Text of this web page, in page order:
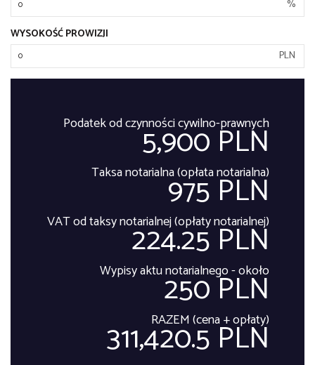
%
WYSOKOŚĆ PROWIZJI
PLN
Podatek od czynności cywilno-prawnych
5,900 PLN
Taksa notarialna (opłata notarialna)
975 PLN
VAT od taksy notarialnej (opłaty notarialnej)
224.25 PLN
Wypisy aktu notarialnego - około
250 PLN
RAZEM (cena + opłaty)
311,420.5 PLN